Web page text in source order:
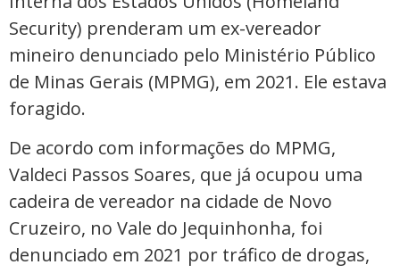
Security) prenderam um ex-vereador
mineiro denunciado pelo Ministério Público
de Minas Gerais (MPMG), em 2021. Ele estava
foragido.
De acordo com informações do MPMG,
Valdeci Passos Soares, que já ocupou uma
cadeira de vereador na cidade de Novo
Cruzeiro, no Vale do Jequinhonha, foi
denunciado em 2021 por tráfico de drogas,